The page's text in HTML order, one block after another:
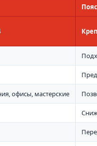
офисы, мастерские